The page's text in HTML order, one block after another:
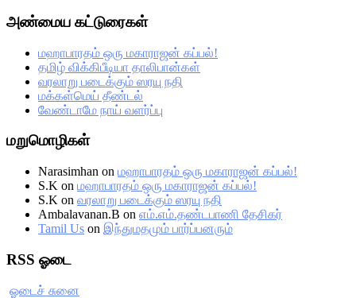
அண்மைய கட்டுரைகள்
மஹாபாரதம் ஒரு மகாராஜன் கப்பல்!
தமிழ் விக்கிபீடியா தாலிபான்கள்
வரலாறு படைக்கும் ஸரயு நதி
மக்கள்மெய் தீண்டல்
வேண்டாமே நாய் வளர்ப்பு
மறுமொழிகள்
Narasimhan on மஹாபாரதம் ஒரு மகாராஜன் கப்பல்!
S.K on மஹாபாரதம் ஒரு மகாராஜன் கப்பல்!
S.K on வரலாறு படைக்கும் ஸரயு நதி
Ambalavanan.B on எம்.எம்.தண்டபாணி தேசிகர்
Tamil Us on இந்துமதமும் பார்ப்பனரும்
RSS ஓடை
ஓடைச் சுனை